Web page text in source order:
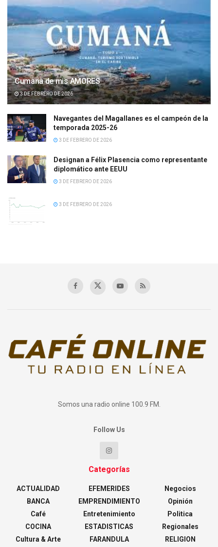
Cumanà de mis AMORES
3 DE FEBRERO DE 2026
Navegantes del Magallanes es el campeón de la
temporada 2025-26
3 DE FEBRERO DE 2026
Designan a Félix Plasencia como representante
diplomático ante EEUU
3 DE FEBRERO DE 2026
3 DE FEBRERO DE 2026
Somos una radio online 100.9 FM.
Follow Us
Categorías
ACTUALIDAD
BANCA
Café
COCINA
Cultura & Arte
EFEMERIDES
EMPRENDIMIENTO
Entretenimiento
ESTADISTICAS
FARANDULA
Negocios
Opinión
Politica
Regionales
RELIGION